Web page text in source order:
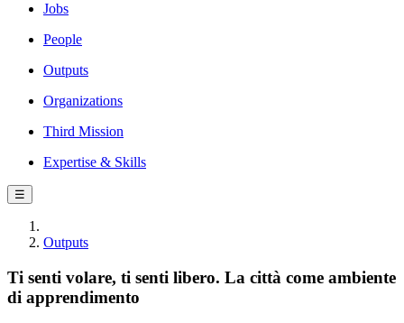
Jobs
People
Outputs
Organizations
Third Mission
Expertise & Skills
☰
Outputs
Ti senti volare, ti senti libero. La città come ambiente
di apprendimento